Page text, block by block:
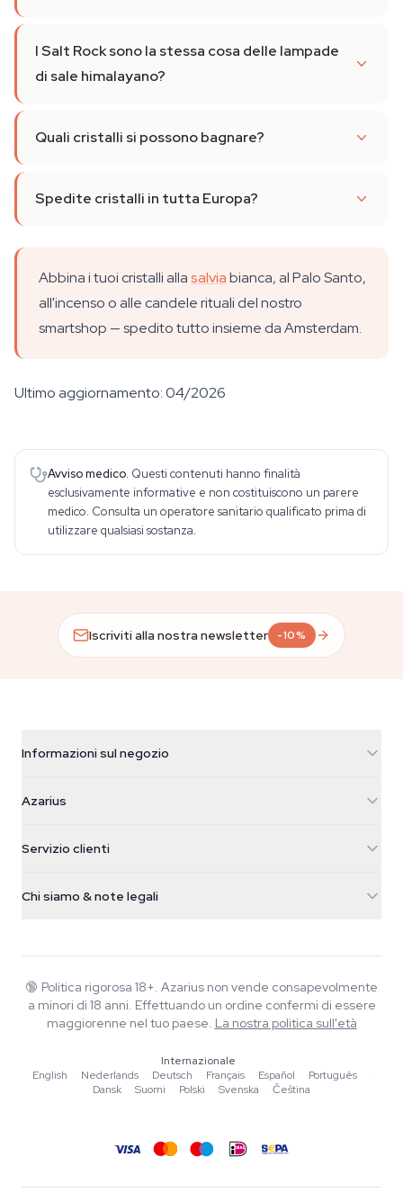
I Salt Rock sono la stessa cosa delle lampade
di sale himalayano?
Quali cristalli si possono bagnare?
Spedite cristalli in tutta Europa?
Abbina i tuoi cristalli allasalviabianca, al Palo Santo,
all'incenso o alle candele rituali del nostro
smartshop — spedito tutto insieme da Amsterdam.
Ultimo aggiornamento: 04/2026
Avviso medico. Questi contenuti hanno finalità
esclusivamente informative e non costituiscono un parere
medico. Consulta un operatore sanitario qualificato prima di
utilizzare qualsiasi sostanza.
Iscriviti alla nostra newsletter -10%
Informazioni sul negozio
Galvaniweg 11
Nederland
+31(0)204897914
Azarius
Smokeshop
Servizio clienti
FAQ
Informativa sulla privacy
Chi siamo & note legali
Wiki
Blog
Musica
Linee guida editoriali
Strumenti e Calcolatori
🔞 Politica rigorosa 18+. Azarius non vende consapevolmente
a minori di 18 anni. Effettuando un ordine confermi di essere
maggiorenne nel tuo paese. La nostra politica sull'età
Internazionale
English
·Nederlands ·Deutsch ·Français ·Español ·Português
·
Dansk
·Suomi ·Polski ·Svenska ·Čeština